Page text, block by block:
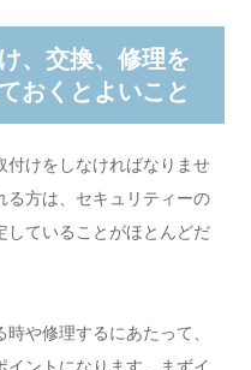
、交換、修理を
おくとよいこと
付けをしなければなりませ
る方は、セキュリティーの
していることがほとんどだ
や修理するにあたって、